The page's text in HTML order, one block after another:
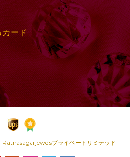
ード
プライベートリミテッド